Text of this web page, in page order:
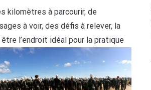
kilomètres à parcourir, de
à voir, des défis à relever, la
l’endroit idéal pour la pratique
le stand up paddle qui s’utilise
le même que celui destiné pour la
de tous ses avantages, son